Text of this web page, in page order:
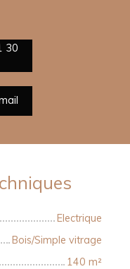
30
Electrique
Bois/Simple vitrage
140 m²